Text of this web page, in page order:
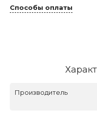
Способы оплаты
Производитель